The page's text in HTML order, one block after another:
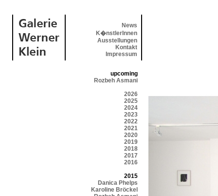
News
K�nstlerInnen
Ausstellungen
Kontakt
Impressum
upcoming
Rozbeh Asmani
2026
2025
2024
2023
2022
2021
2020
2019
2018
2017
2016
2015
Danica Phelps
Karoline Bröckel